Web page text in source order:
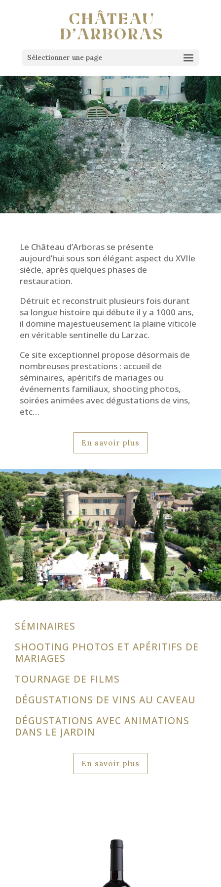
Sélectionner une page
Lecteur
vidéo
Le Château d’Arboras se présente
aujourd’hui sous son élégant aspect du XVIIe
siècle, après quelques phases de
restauration.
Détruit et reconstruit plusieurs fois durant
sa longue histoire qui débute il y a 1000 ans,
il domine majestueusement la plaine viticole
en véritable sentinelle du Larzac.
Ce site exceptionnel propose désormais de
nombreuses prestations : accueil de
séminaires, apéritifs de mariages ou
événements familiaux, shooting photos,
soirées animées avec dégustations de vins,
etc…
En savoir plus
SÉMINAIRES
SHOOTING PHOTOS ET APÉRITIFS DE
MARIAGES
TOURNAGE DE FILMS
DÉGUSTATIONS DE VINS AU CAVEAU
DÉGUSTATIONS AVEC ANIMATIONS
DANS LE JARDIN
En savoir plus